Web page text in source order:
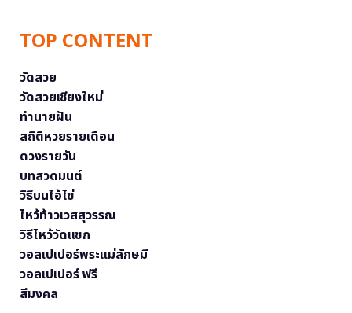
TOP CONTENT
วัดสวย
วัดสวยเชียงใหม่
ทำนายฝัน
สถิติหวยรายเดือน
ดวงรายวัน
บทสวดมนต์
วิธีบนไอ้ไข่
ไหว้ท้าวเวสสุวรรณ
วิธีไหว้วัดแขก
วอลเปเปอร์พระแม่ลักษมี
วอลเปเปอร์ ฟรี
สีมงคล